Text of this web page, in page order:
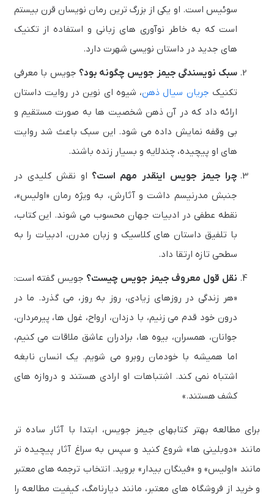
سوئیس است. او یکی از بزرگ ترین رمان نویسان قرن بیستم
است که به خاطر نوآوری های زبانی و استفاده از تکنیک
های جدید در داستان نویسی شهرت دارد.
سبک نویسندگی جیمز جویس چگونه بود؟ جویس با معرفی
تکنیک جریان سیال ذهن، شیوه ای نوین در روایت داستان
ارائه داد که در آن ذهن شخصیت ها به صورت مستقیم و
بی وقفه نمایش داده می شود. این سبک باعث شد روایت
های او پیچیده، چندلایه و بسیار زنده باشند.
چرا جیمز جویس اینقدر مهم است؟ او نقش کلیدی در
جنبش مدرنیسم داشت و آثارش، به ویژه رمان «اولیس»،
نقطه عطفی در ادبیات جهان محسوب می شوند. این کتاب،
با تلفیق داستان های کلاسیک و زبان مدرن، ادبیات را به
سطحی تازه ارتقا داد.
نقل قول معروف جیمز جویس چیست؟ جویس گفته است:
«هر زندگی در روزهای زیادی، روز به روز، می گذرد. ما در
درون خود قدم می زنیم، با دزدان، ارواح، غول ها، پیرمردان،
جوانان، همسران، بیوه ها، برادران عاشق ملاقات می کنیم،
اما همیشه با خودمان روبرو می شویم. یک انسان نابغه
اشتباه نمی کند. اشتباهات او ارادی هستند و دروازه های
کشف هستند.»
برای مطالعه بهتر کتابهای جیمز جویس، ابتدا با آثار ساده تر
مانند «دوبلینی ها» شروع کنید و سپس به سراغ آثار پیچیده تر
مانند «اولیس» و «فینگان بیدار» بروید. انتخاب ترجمه های معتبر
و خرید از فروشگاه های معتبر، مانند دیارنامگ، کیفیت مطالعه را